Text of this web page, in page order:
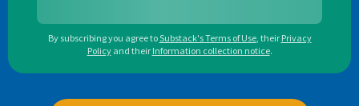
By subscribing you agree toSubstack's Terms of Use, their Privacy
Policy and their Information collection notice.